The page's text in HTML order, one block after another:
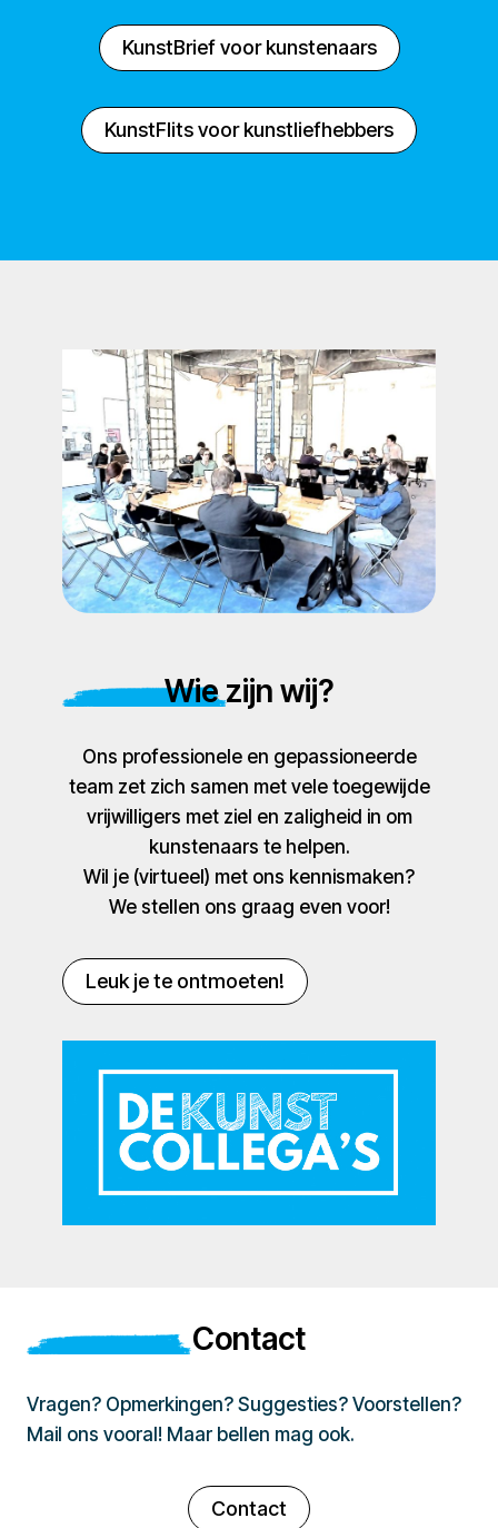
KunstBrief voor kunstenaars
KunstFlits voor kunstliefhebbers
Wie zijn wij?
Ons professionele en gepassioneerde
team zet zich samen met vele toegewijde
vrijwilligers met ziel en zaligheid in om
kunstenaars te helpen.
Wil je (virtueel) met ons kennismaken?
We stellen ons graag even voor!
Leuk je te ontmoeten!
Contact
Vragen? Opmerkingen? Suggesties? Voorstellen?
Mail ons vooral! Maar bellen mag ook.
Contact